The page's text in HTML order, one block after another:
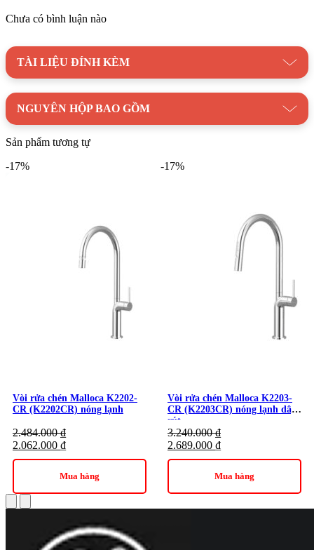
Danh mục: Thiết Bị Bếp
Thương hiệu:Thiết bị nhà bếp Malloca
Chưa có bình luận nào
TÀI LIỆU ĐÍNH KÈM
NGUYÊN HỘP BAO GỒM
Sản phẩm tương tự
-17%
Vòi rửa chén Malloca K2202-
CR (K2202CR) nóng lạnh
2.484.000₫
2.062.000 ₫
Mua hàng
-17%
Vòi rửa chén Malloca K2203-
CR (K2203CR) nóng lạnh dây
rút
3.240.000₫
2.689.000 ₫
Mua hàng